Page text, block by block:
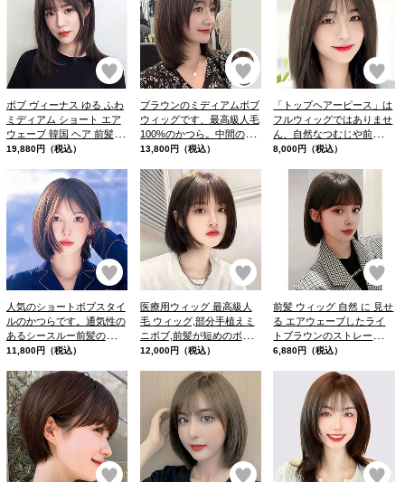
お気に入り
ボブ ヴィーナス ゆる ふわ
ミディアム ショート エア
ウェーブ 韓国 ヘア 前髪 ウ
ィッグ
19,880円（税込）
お気に入り
ブラウンのミディアムボブ
ウィッグです、最高級人毛
100%のかつら。中間の長
さで、セミロングのフレー
ットが特徴的です。
13,800円（税込）
「トップヘアーピース」は
フルウィッグではありませ
ん、自然なつむじや前髪の
ついた、頭頂部から被せる
8,000円（税込）
お気に入り
人気のショートボブスタイ
ルのかつらです。通気性の
あるシースルー前髪の人毛
ウィッグです。
11,800円（税込）
お気に入り
医療用ウィッグ 最高級人
毛 ウィッグ,部分手植えミ
ニボブ,前髪が短めのボブ
スタイルで仕立てられてい
12,000円（税込）
前髪 ウィッグ 自然 に 見せ
る エアウェーブしたライ
トブラウンのストレートボ
ブウィッグです。軽めで抜
気に垢ぬけた印象になりま
6,880円（税込）
お気に入り お気に入り お